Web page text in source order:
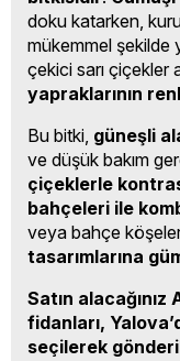
doku katarken,
mükemmel şekilde
çekici sarı
yapraklarının
Bu bitki, güneşli
ve düşük bakım
çiçeklerle
bahçeleri ile
veya bahçe
tasarımlarına
Satın alacağınız
fidanları,
seçilerek